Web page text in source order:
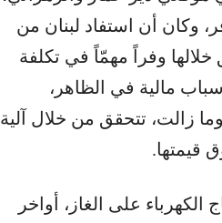
وكان أن استفاد لبنان من
وفراً مهمّاً في تكلفة
مالية في الظاهر،
زالت، تتحقق من خلال آلية
قيمتها.
على الغاز، أواخر